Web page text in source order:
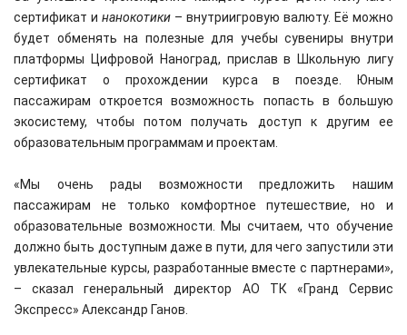
сертификат и нанокотики – внутриигровую валюту. Её можно
будет обменять на полезные для учебы сувениры внутри
платформы Цифровой Наноград, прислав в Школьную лигу
сертификат о прохождении курса в поезде. Юным
пассажирам откроется возможность попасть в большую
экосистему, чтобы потом получать доступ к другим ее
образовательным программам и проектам.
«Мы очень рады возможности предложить нашим
пассажирам не только комфортное путешествие, но и
образовательные возможности. Мы считаем, что обучение
должно быть доступным даже в пути, для чего запустили эти
увлекательные курсы, разработанные вместе с партнерами»,
– сказал генеральный директор АО ТК «Гранд Сервис
Экспресс» Александр Ганов.